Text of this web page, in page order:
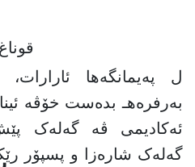
قوناغ ٢- شیکارى نەخۆشییان
ل پەیمانگەها
بەرفرەهـ بدەست خۆڤە
ئەکادیمی ڤە گەلەک
گەلەک شارەزا و پسپۆر